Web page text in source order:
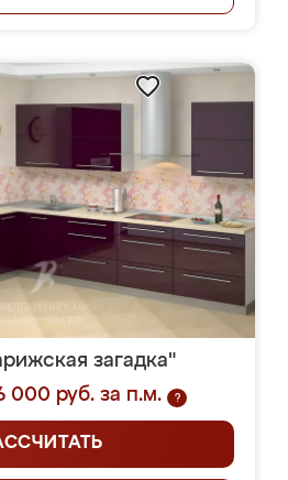
загадка"
000 руб. за п.м.
?